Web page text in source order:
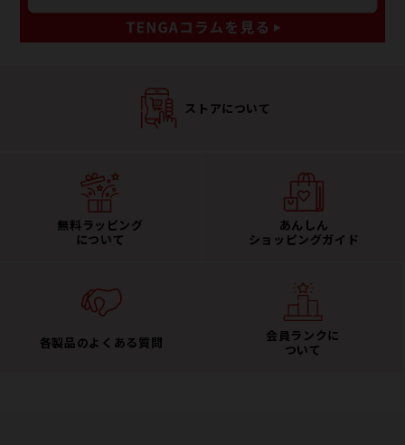
ストアについて
無料ラッピング
について
あんしん
ショッピングガイド
各製品のよくある質問
会員ランクに
ついて